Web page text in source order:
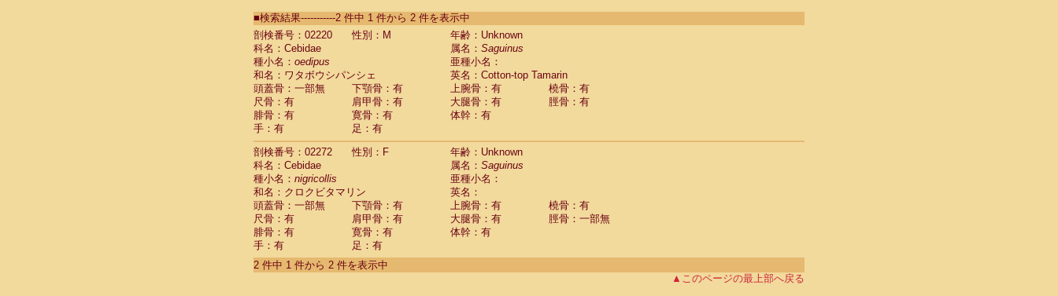
CebidaeSaguinus labiatus(0)
Cebidae Saguinus leucopus (0)
Cebidae
Cebidae
CebidaeSaguinus nigricollis (1)
Cebidae Saguinus oedipus
Cebidae Saguinus weddelli
Cebidae Saguinusspp.
Cebidae Aotus trivirgatus
Cebidae Cebus albifrons
Cebidae
CebidaeCebus capucinus
CebidaeCebus nigrivittatus
Cebidae Cebusspp.(0)
Cebidae Saimiri boliviensis
Cebidae Saimiri sciureus
Atelidae Alouatta caraya
AtelidaeAlouatta fusca
AtelidaeAlouatta seniculus
■検索結果-----------2 件中 1 件から 2 件を表示中
剖検番号：02220
性別：M
年齢：Unknown
科名：Cebidae
属名： Saguinus
種小名： oedipus
亜種小名：
和名：ワタボウシパンシェ
英名：Cotton-top Tamarin
頭蓋骨：一部無
下顎骨：有 上腕骨：有
橈骨：有
尺骨：有
肩甲骨：有 大腿骨：有
脛骨：有
腓骨：有
寛骨：有
体幹：有
手：有
足：有
剖検番号：02272
性別：F
年齢：Unknown
科名：Cebidae
属名： Saguinus
種小名： nigricollis
亜種小名：
和名：クロクビタマリン
英名：
頭蓋骨：一部無
下顎骨：有 上腕骨：有
橈骨：有
尺骨：有
肩甲骨：有 大腿骨：有
脛骨：一部無
腓骨：有
寛骨：有
体幹：有
手：有
足：有
2 件中 1 件から 2 件を表示中
▲このページの最上部へ戻る